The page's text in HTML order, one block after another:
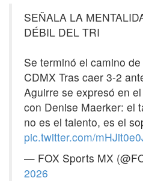
SEÑALA LA
DÉBIL DEL TRI
Se terminó el camino
CDMX Tras caer 3-2
Aguirre se expresó en
con Denise Maerker: el
no es el talento, es el
pic.twitter.com/
— FOX Sports MX
2026